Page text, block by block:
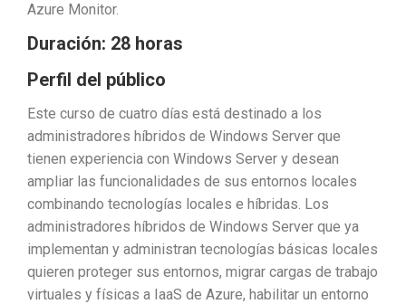
Azure Monitor.
Duración: 28 horas
Perfil del público
Este curso de cuatro días está destinado a los
administradores híbridos de Windows Server que
tienen experiencia con Windows Server y desean
ampliar las funcionalidades de sus entornos locales
combinando tecnologías locales e híbridas. Los
administradores híbridos de Windows Server que ya
implementan y administran tecnologías básicas locales
quieren proteger sus entornos, migrar cargas de trabajo
virtuales y físicas a IaaS de Azure, habilitar un entorno